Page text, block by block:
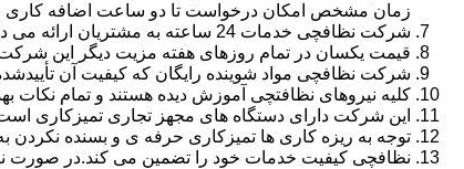
زمان مشخص امکان درخواست تا دو ساعت اضافه کاری
شرکت نظافچی خدمات 24 ساعته به مشتریان ارائه می دهد؛ یعنی نیازی نیست برای تمیز کردن منزل یا شرکت حتماً در ساعت کاری درخواست نظافتچی بدهید.
قیمت یکسان در تمام روزهای هفته مزیت دیگر این
شرکت نظافچی مواد شوینده رایگان که کیفیت آن
کلیه نیروهای نظافتچی آموزش دیده هستند و تمام
این شرکت دارای دستگاه های مجهز تجاری تمیزکاری
توجه به ریزه کاری ها تمیزکاری حرفه ی و بسنده نکردن
نظافچی کیفیت خدمات خود را تضمین می کند.در صورت